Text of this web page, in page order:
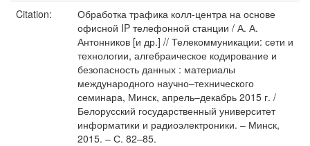
Citation:
Обработка трафика колл-центра на основе
офисной IP телефонной станции / А. А.
Антонников [и др.] // Телекоммуникации: сети и
технологии, алгебраическое кодирование и
безопасность данных : материалы
международного научно–технического
семинара, Минск, апрель–декабрь 2015 г. /
Белорусский государственный университет
информатики и радиоэлектроники. – Минск,
2015. – С. 82–85.